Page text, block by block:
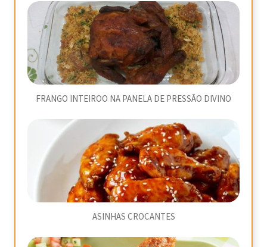
FRANGO INTEIROO NA PANELA DE PRESSÃO DIVINO
ASINHAS CROCANTES